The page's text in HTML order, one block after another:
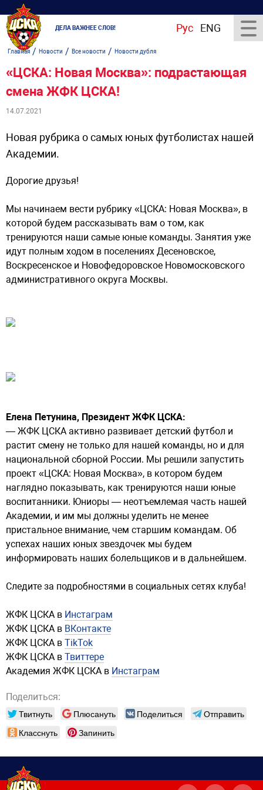
ДЕЛА ВАЖНЕЕ СЛОВ! Рус ENG
Главная/ Новости / Все новости / Новости дубля
«ЦСКА: Новая Москва»: подрастающая
смена ЖФК ЦСКА!
14.07.2021
Новая рубрика о самых юных футболистах нашей
Академии.
Дорогие друзья!
Мы начинаем вести рубрику «ЦСКА: Новая Москва», в
которой будем рассказывать вам о том, как
тренируются наши самые юные команды. Занятия уже
идут полным ходом в поселениях Десеновское,
Воскресенское и Новофедоровское Новомосковского
административного округа Москвы.
Елена Петунина, Президент ЖФК ЦСКА:
— ЖФК ЦСКА активно развивает детский футбол и
растит смену не только для нашей команды, но и для
национальной сборной России. Мы решили запустить
проект «ЦСКА: Новая Москва», в котором будем
наглядно показывать, как тренируются наши юные
воспитанники. Юниоры — неотъемлемая часть нашей
Академии, и им мы должны уделить не менее
пристальное внимание, чем старшим командам. Об
успехах наших юных звездочек мы будем
информировать наших болельщиков и в дальнейшем.
Следите за подробностями в социальных сетях клуба!
ЖФК ЦСКА в Инстаграм
ЖФК ЦСКА в ВКонтакте
ЖФК ЦСКА в TikTok
ЖФК ЦСКА в Твиттере
Академия ЖФК ЦСКА в Инстаграм
Поделиться:
Твитнуть Плюсануть Поделиться
Отправить
Класснуть
Запинить